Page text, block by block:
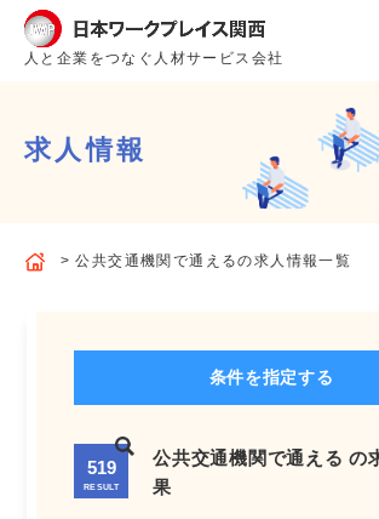
人と企業をつなぐ人材サービス会社
ホーム
よくあるご質問
求人情報
公共交通機関で通えるの求人情報一覧
条件を指定する
519
RESULT
公共交通機関で通える の
果